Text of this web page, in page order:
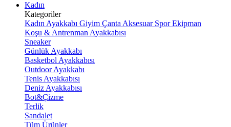
Kadın
Kategoriler
Kadın Ayakkabı Giyim Çanta Aksesuar Spor Ekipman
Koşu & Antrenman Ayakkabısı
Sneaker
Günlük Ayakkabı
Basketbol Ayakkabısı
Outdoor Ayakkabı
Tenis Ayakkabısı
Deniz Ayakkabısı
Bot&Çizme
Terlik
Sandalet
Tüm Ürünler